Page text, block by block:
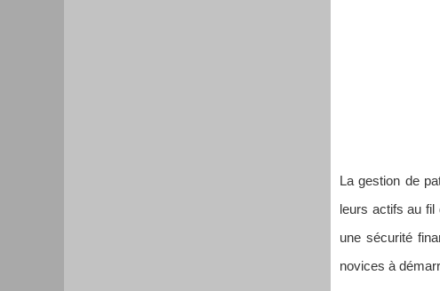
La gestion de
leurs actifs au
une sécurité
novices à